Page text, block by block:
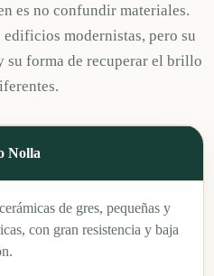
es no confundir materiales.
modernistas, pero su
su forma de recuperar el brillo
Nolla
de gres, pequeñas y
con gran resistencia y baja